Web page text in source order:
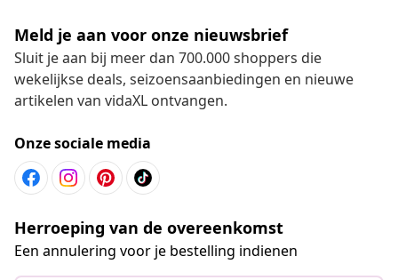
Meld je aan voor onze nieuwsbrief
Sluit je aan bij meer dan 700.000 shoppers die
wekelijkse deals, seizoensaanbiedingen en nieuwe
artikelen van vidaXL ontvangen.
Onze sociale media
Herroeping van de overeenkomst
Een annulering voor je bestelling indienen